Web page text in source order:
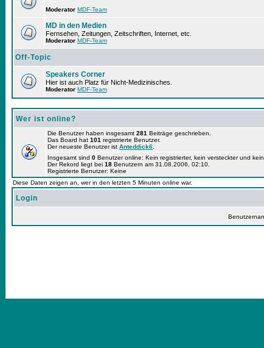
Moderator MDF-Team
MD in den Medien
Fernsehen, Zeitungen, Zeitschriften, Internet, etc.
Moderator MDF-Team
Off-Topic
Speakers Corner
Hier ist auch Platz für Nicht-Medizinisches.
Moderator MDF-Team
Wer ist online?
Die Benutzer haben insgesamt 281 Beiträge geschrieben.
Das Board hat 101 registrierte Benutzer.
Der neueste Benutzer ist Anteddick6
Insgesamt sind 0 Benutzer online: Kein registrierter, kein versteckter und
Der Rekord liegt bei 18 Benutzern am 31.08.2006, 02:10.
Registrierte Benutzer: Keine
Diese Daten zeigen an, wer in den letzten 5 Minuten online war.
Login